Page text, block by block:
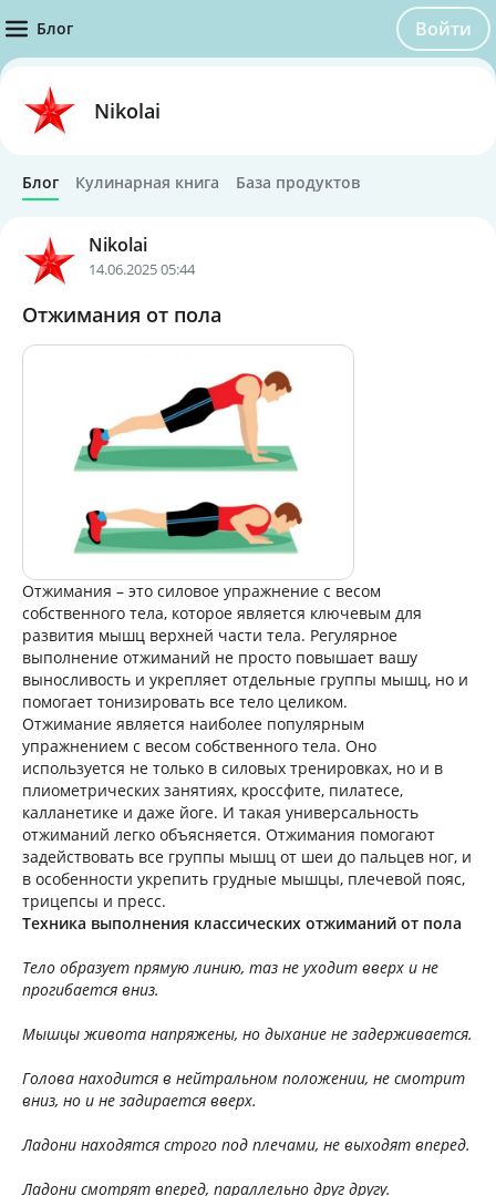
Блог Войти
Nikolai
Блог Кулинарная книга База продуктов
Nikolai
14.06.2025 05:44
Отжимания от пола
Отжимания – это силовое упражнение с весом
собственного тела, которое является ключевым для
развития мышц верхней части тела. Регулярное
выполнение отжиманий не просто повышает вашу
выносливость и укрепляет отдельные группы мышц, но и
помогает тонизировать все тело целиком.
Отжимание является наиболее популярным
упражнением с весом собственного тела. Оно
используется не только в силовых тренировках, но и в
плиометрических занятиях, кроссфите, пилатесе,
калланетике и даже йоге. И такая универсальность
отжиманий легко объясняется. Отжимания помогают
задействовать все группы мышц от шеи до пальцев ног, и
в особенности укрепить грудные мышцы, плечевой пояс,
трицепсы и пресс.
Техника выполнения классических отжиманий от пола
Тело образует прямую линию, таз не уходит вверх и не
прогибается вниз.
Мышцы живота напряжены, но дыхание не задерживается.
Голова находится в нейтральном положении, не смотрит
вниз, но и не задирается вверх.
Ладони находятся строго под плечами, не выходят вперед.
Ладони смотрят вперед, параллельно друг другу.